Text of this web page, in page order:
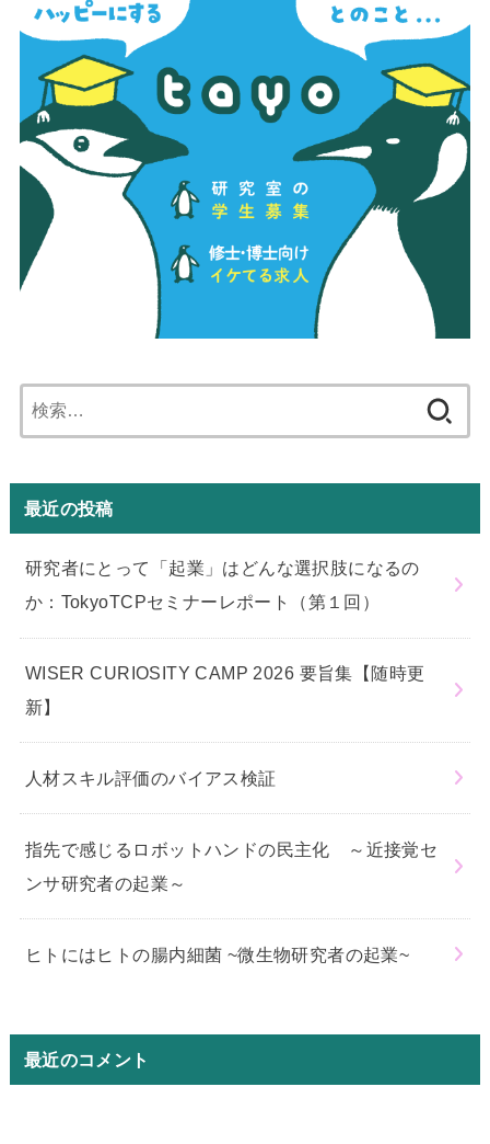
索:
最近の投稿
研究者にとって「起業」はどんな選択肢になるの
か：TokyoTCPセミナーレポート（第１回）
WISER CURIOSITY CAMP 2026 要旨集【随時更
新】
人材スキル評価のバイアス検証
指先で感じるロボットハンドの民主化 ～近接覚セ
ンサ研究者の起業～
ヒトにはヒトの腸内細菌 ~微生物研究者の起業~
最近のコメント